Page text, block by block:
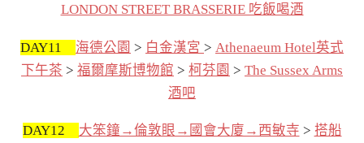
LONDON STREET BRASSERIE 吃飯喝酒
DAY11 海德公園 > 白金漢宮 > Athenaeum Hotel英式
下午茶 > 福爾摩斯博物館 > 柯芬園 > The Sussex Arms
酒吧
DAY12 大笨鐘→倫敦眼→國會大廈→西敏寺 > 搭船